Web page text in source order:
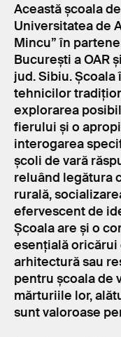
Această școala
Universitatea de
Mincu” în
București a OAR
jud. Sibiu.
tehnicilor
explorarea
fierului și o
interogarea
școli de vară
reluând legătura
rurală,
efervescent de
Școala are și o
esențială
arhitectură sau
pentru școala de
mărturiile lor,
sunt valoroase